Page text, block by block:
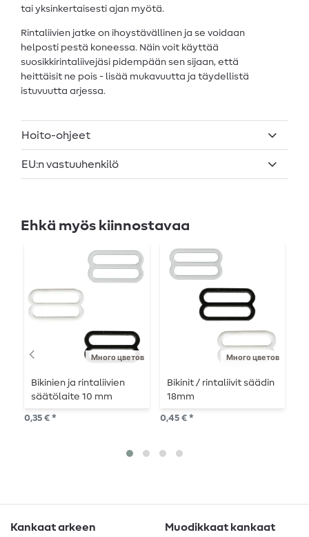
tai yksinkertaisesti ajan myötä.
Rintaliivien jatke on ihoystävällinen ja se voidaan
helposti pestä koneessa. Näin voit käyttää
suosikkirintaliivejäsi pidempään sen sijaan, että
heittäisit ne pois - lisää mukavuutta ja täydellistä
istuvuutta arjessa.
Hoito-ohjeet
EU:n vastuuhenkilö
Ehkä myös kiinnostavaa
Много цветов
Bikinien ja rintaliivien
säätölaite 10 mm
0,35 € *
Много цветов
Bikinit / rintaliivit säädin
18mm
0,45 € *
Kankaat arkeen
Muodikkaat kankaat